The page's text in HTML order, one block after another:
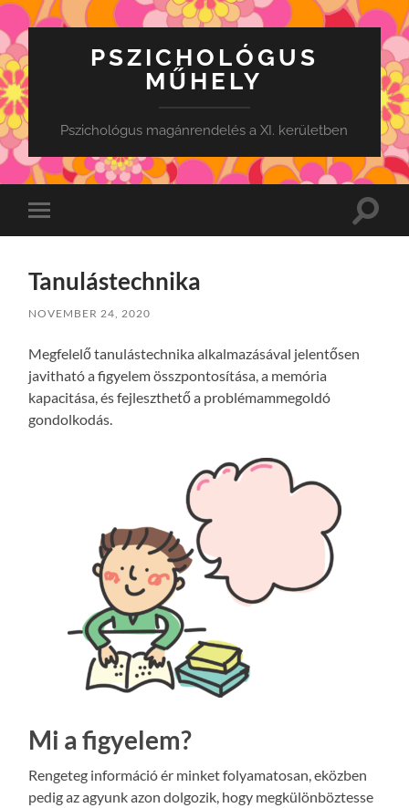
PSZICHOLÓGUS
MŰHELY
Pszichológus magánrendelés a XI. kerületben
Toggle
mobile
Toggle
Tanulástechnika
NOVEMBER 24, 2020
Megfelelő tanulástechnika alkalmazásával jelentősen
javitható a figyelem összpontosítása, a memória
kapacitása, és fejleszthető a problémammegoldó
gondolkodás.
Mi a figyelem?
Rengeteg információ ér minket folyamatosan, eközben
pedig az agyunk azon dolgozik, hogy megkülönböztesse